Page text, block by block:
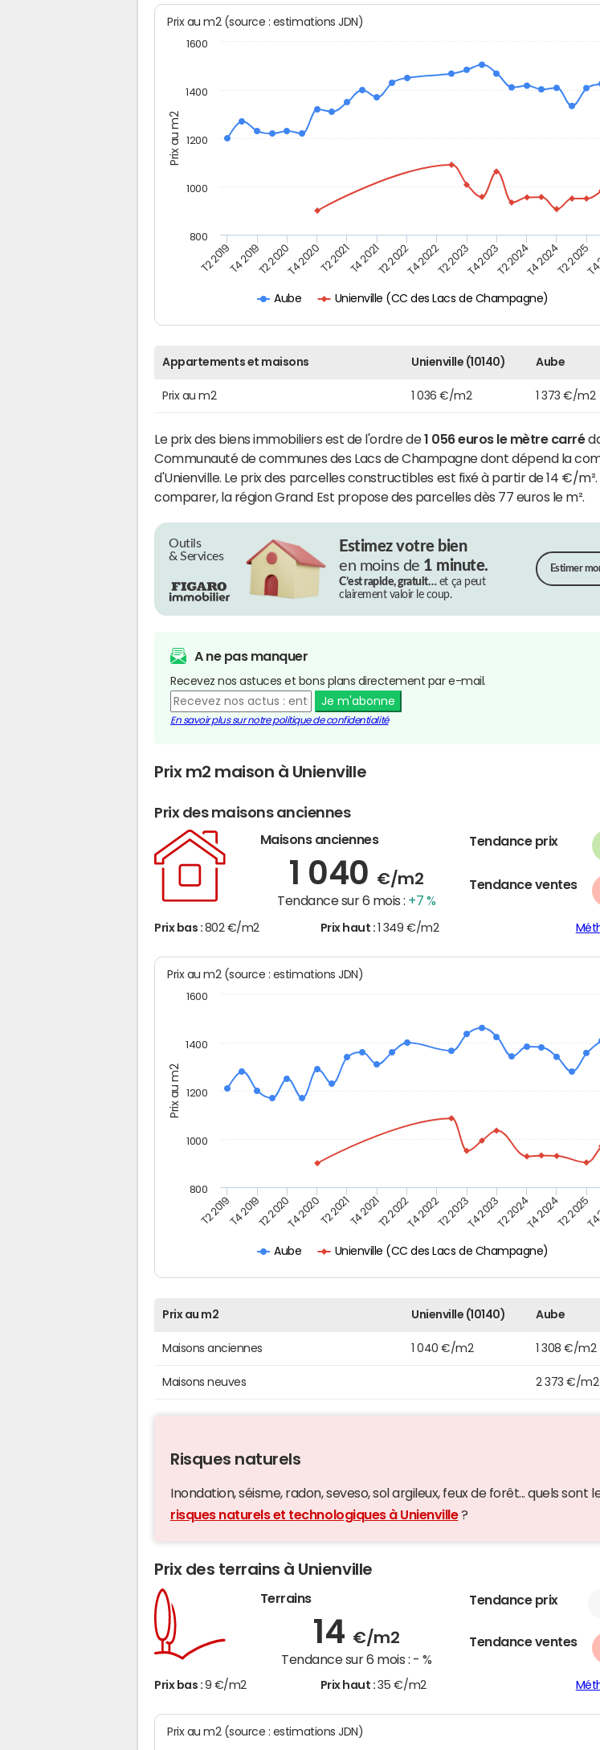
Prix au m2
Prix au m2 (source : estimations JDN)
Aube Unienville (CC des Lacs de Champagne)
T2 2019T4 2019T2 2020T4 2020T2 2021T4 2021T2 2022T4 2022T2 2023T4 2023T2 2024T4 2024T2 2025
800
1000
1200
1400
1600
Appartements et maisons Unienville (10140) Aube
Prix au m2 1 036 €/m2 1 373 €/m2
Le prix des biens immobiliers est de l'ordre de1 056 euros le mètre carré
Communauté de communes des Lacs de Champagne dont dépend la
d'Unienville. Le prix des parcelles constructibles est fixé à partir de 14 €/m².
comparer, la région Grand Est propose des parcelles dès 77 euros le m².
Outils
& Services
Estimez votre bien
en moins de 1 minute.
C’est rapide, gratuit…et ça peut
clairement valoir le coup.
Estimer
A ne pas manquer
Recevez nos astuces et bons plans directement par e-mail.
Je m'abonne
En savoir plus sur notre politique de confidentialité
Prix m2 maison à Unienville
Prix des maisons anciennes
Maisons anciennes
1 040 €/m2
Tendance sur 6 mois : +7 %
Tendance prix
Tendance ventes
Prix bas : 802 €/m2 Prix haut : 1 349 €/m2
Prix au m2
Prix au m2 (source : estimations JDN)
Aube Unienville (CC des Lacs de Champagne)
T2 2019T4 2019T2 2020T4 2020T2 2021T4 2021T2 2022T4 2022T2 2023T4 2023T2 2024T4 2024T2 2025
800
1000
1200
1400
1600
Prix au m2 Unienville (10140) Aube
Maisons anciennes 1 040 €/m2 1 308 €/m2
Maisons neuves 2 373 €/m2
Risques naturels
Inondation, séisme, radon, seveso, sol argileux, feux de forêt... quels sont
risques naturels et technologiques à Unienville?
Prix des terrains à Unienville
Terrains
14 €/m2
Tendance sur 6 mois : - %
Tendance prix
Tendance ventes
Prix bas : 9 €/m2 Prix haut : 35 €/m2
Prix au m2 (source : estimations JDN)